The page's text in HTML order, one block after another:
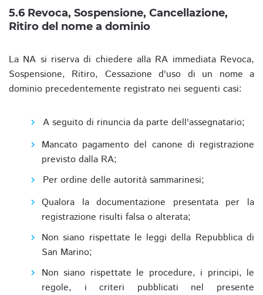
5.6 Revoca, Sospensione, Cancellazione,
Ritiro del nome a dominio
La NA si riserva di chiedere alla RA immediata Revoca,
Sospensione, Ritiro, Cessazione d'uso di un nome a
dominio precedentemente registrato nei seguenti casi:
A seguito di rinuncia da parte dell'assegnatario;
Mancato pagamento del canone di registrazione
previsto dalla RA;
Per ordine delle autorità sammarinesi;
Qualora la documentazione presentata per la
registrazione risulti falsa o alterata;
Non siano rispettate le leggi della Repubblica di
San Marino;
Non siano rispettate le procedure, i principi, le
regole, i criteri pubblicati nel presente